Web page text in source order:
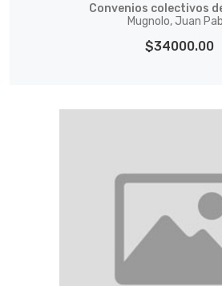
Convenios colectivos
Mugnolo, Juan
$34000.00